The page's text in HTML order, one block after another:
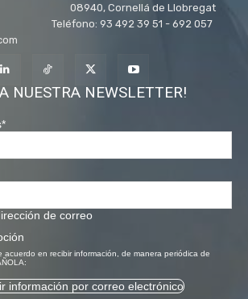
36 08940, Cornellá de Llobregat
93 492 39 51 - 692 057
NUESTRA NEWSLETTER!
*
de correo
acuerdo en recibir información, de manera periódica de
información por correo electrónico